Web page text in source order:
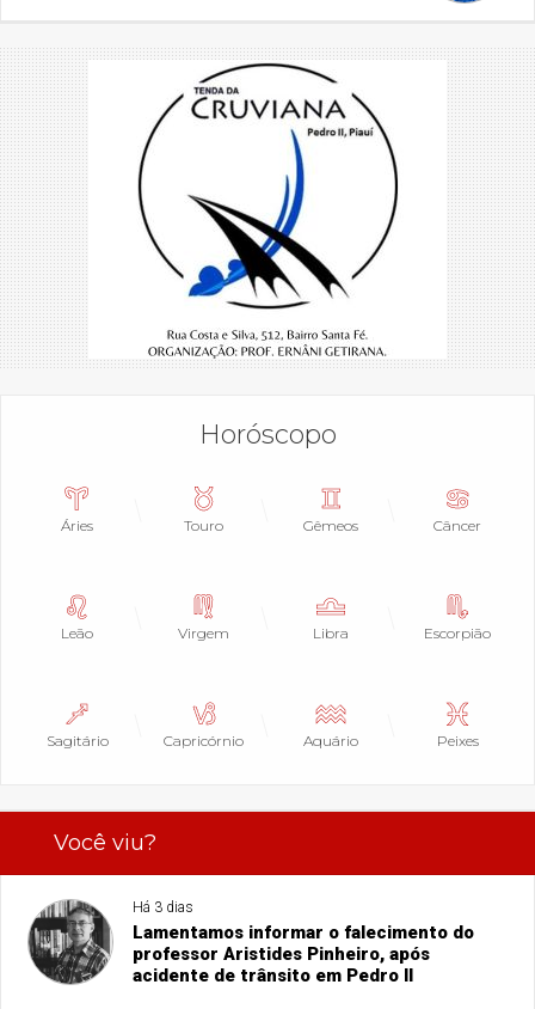
Horóscopo
Áries Touro Gêmeos Câncer
Leão Virgem Libra Escorpião
Sagitário Capricórnio Aquário Peixes
Você viu?
Há 3 dias
Lamentamos informar o falecimento do
professor Aristides Pinheiro, após
acidente de trânsito em Pedro II